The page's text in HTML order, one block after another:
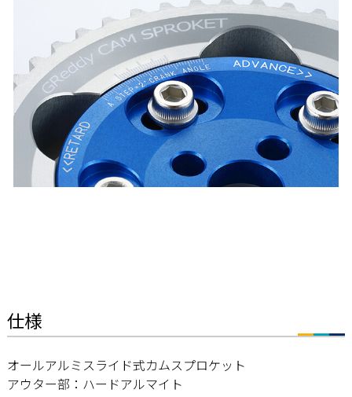
仕様
オールアルミスライド式カムスプロケット
アウター部：ハードアルマイト